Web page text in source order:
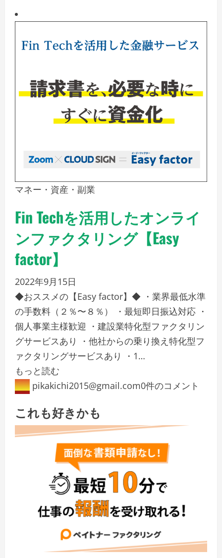
マネー・資産・副業
Fin Techを活用したオンライ
ンファクタリング【Easy
factor】
2022年9月15日
◆おススメの【Easy factor】◆ ・業界最低水準
の手数料（２％〜８％） ・最短即日振込対応 ・
個人事業主様歓迎 ・建設業特化型ファクタリン
グサービスあり ・他社からの乗り換え特化型フ
ァクタリングサービスあり ・1…
もっと読む
pikakichi2015@gmail.com0件のコメント
これも好きかも